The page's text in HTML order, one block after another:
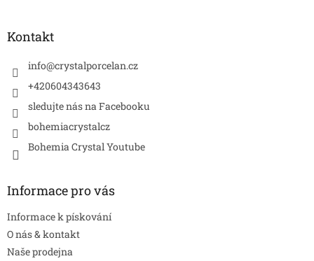
Kontakt
info@crystalporcelan.cz
+420604343643
sledujte nás na Facebooku
bohemiacrystalcz
Bohemia Crystal Youtube
Informace pro vás
Informace k pískování
O nás & kontakt
Naše prodejna